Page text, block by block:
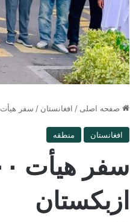
صفحه اصلی / افغانستان / سفر هیأت ۱۰۰ نفری تاجران افغان به ازبکستان
افغانستان منطقه
ازبکستان